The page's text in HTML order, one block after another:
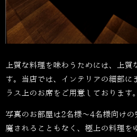
上質な料理を味わうためには、上質
す。当店では、インテリアの細部に
ラス上のお席をご用意しております。
写真のお部屋は2名様～4名様向けの
魔されることもなく、極上の料理を